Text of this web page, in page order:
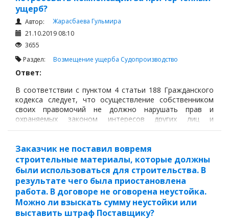
ущерб?
Автор:
Жарасбаева Гульмира
21.10.2019 08:10
3655
Раздел: Возмещение ущерба Судопроизводство
Ответ:
В соответствии с пунктом 4 статьи 188 Гражданского
кодекса следует, что осуществление собственником
своих правомочий не должно нарушать прав и
охраняемых законом интересов других лиц и
государства.
предотвращающие ущерб здоровью граждан и
окружающей среде, который может быть нанесен при
осуществлении его прав.
Заказчик не поставил вовремя
строительные материалы, которые должны
были использоваться для строительства. В
результате чего была приостановлена
работа. В договоре не оговорена неустойка.
Можно ли взыскать сумму неустойки или
выставить штраф Поставщику?